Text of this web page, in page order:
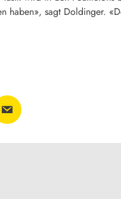
haben», sagt Doldinger.